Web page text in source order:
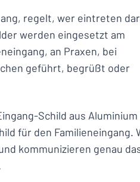
regelt, wer eintreten
werden eingesetzt am
an Praxen, bei
geführt, begrüßt oder
Schild aus Aluminium
für den Familieneingang.
kommunizieren genau